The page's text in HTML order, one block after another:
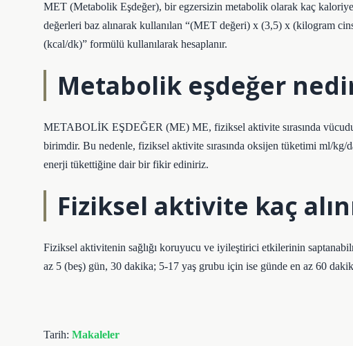
MET (Metabolik Eşdeğer), bir egzersizin metabolik olarak kaç
değerleri baz alınarak kullanılan “(MET değeri) x (3,5) x (kilogram
(kcal/dk)” formülü kullanılarak hesaplanır.
Metabolik eşdeğer
METABOLİK EŞDEĞER (ME) ME, fiziksel aktivite sırasında
birimdir. Bu nedenle, fiziksel aktivite sırasında oksijen tüketimi ml/
enerji tükettiğine dair bir fikir ediniriz.
Fiziksel aktivite kaç
Fiziksel aktivitenin sağlığı koruyucu ve iyileştirici etkilerinin
az 5 (beş) gün, 30 dakika; 5-17 yaş grubu için ise günde en az 60
Tarih: Makaleler